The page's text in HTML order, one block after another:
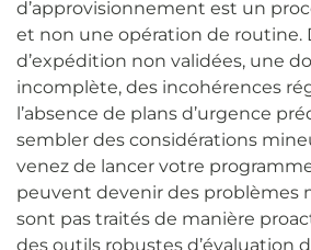
d’approvisionnement est un
et non une opération de routine.
d’expédition non validées, une
incomplète, des incohérences
l’absence de plans d’urgence
sembler des considérations
venez de lancer votre
peuvent devenir des problèmes
sont pas traités de manière
des outils robustes d’évaluation